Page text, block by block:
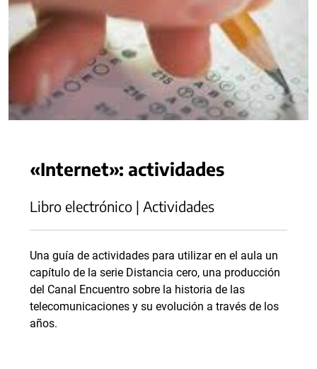
«Internet»: actividades
Libro electrónico | Actividades
Una guía de actividades para utilizar en el aula un
capítulo de la serie Distancia cero, una producción
del Canal Encuentro sobre la historia de las
telecomunicaciones y su evolución a través de los
años.